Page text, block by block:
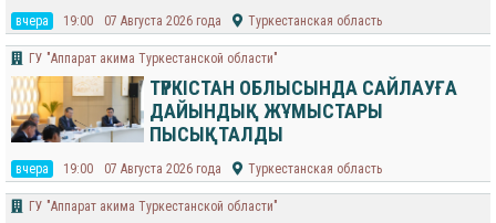
вчера 19:00 07 Августа 2026 года Туркестанская область
ГУ "Аппарат акима Туркестанской области"
ТҮРКІСТАН ОБЛЫСЫНДА САЙЛАУҒА
ДАЙЫНДЫҚ ЖҰМЫСТАРЫ
ПЫСЫҚТАЛДЫ
вчера 19:00 07 Августа 2026 года Туркестанская область
ГУ "Аппарат акима Туркестанской области"